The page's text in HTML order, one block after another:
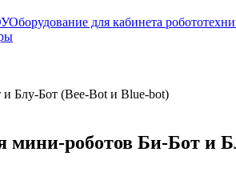
Оборудование для кабинета
и Блу-Бот (Bee-Bot и Blue-bot)
мини-роботов Би-Бот и